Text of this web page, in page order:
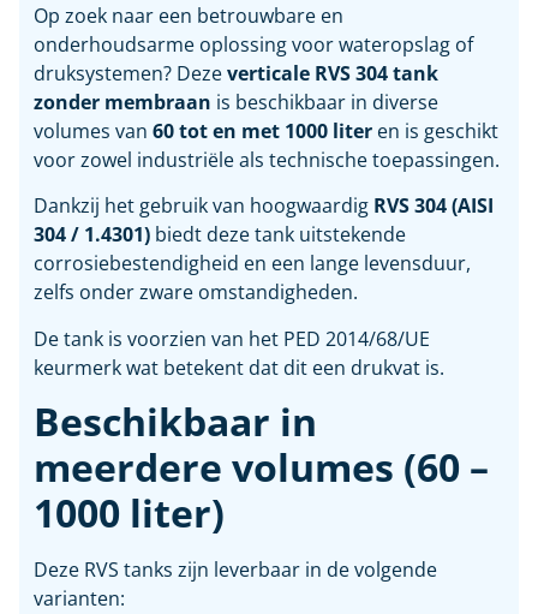
Op zoek naar een betrouwbare en
onderhoudsarme oplossing voor wateropslag of
druksystemen? Dezeverticale RVS 304 tank
zonder membraan is beschikbaar in diverse
volumes van 60 tot en met 1000 liter en is geschikt
voor zowel industriële als technische toepassingen.
Dankzij het gebruik van hoogwaardig RVS 304 (AISI
304 / 1.4301) biedt deze tank uitstekende
corrosiebestendigheid en een lange levensduur,
zelfs onder zware omstandigheden.
De tank is voorzien van het PED 2014/68/UE
keurmerk wat betekent dat dit een drukvat is.
Beschikbaar in
meerdere volumes (60 –
1000 liter)
Deze RVS tanks zijn leverbaar in de volgende
varianten: